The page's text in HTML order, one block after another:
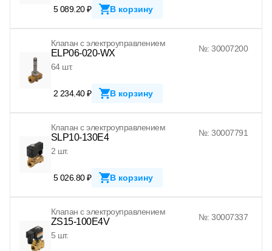
5 089.20 ₽ В корзину
Клапан с электроуправлением
ELP06-020-WX
№: 30007200
64 шт.
2 234.40 ₽ В корзину
Клапан с электроуправлением
SLP10-130E4
№: 30007791
2 шт.
5 026.80 ₽ В корзину
Клапан с электроуправлением
ZS15-100E4V
№: 30007337
5 шт.